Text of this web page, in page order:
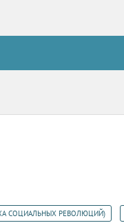
СОЦИАЛЬНЫХ РЕВОЛЮЦИЙ)